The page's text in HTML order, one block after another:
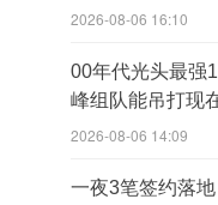
2026-08-06 16:10
00年代光头最强
峰组队能吊打现
2026-08-06 14:09
一夜3笔签约落